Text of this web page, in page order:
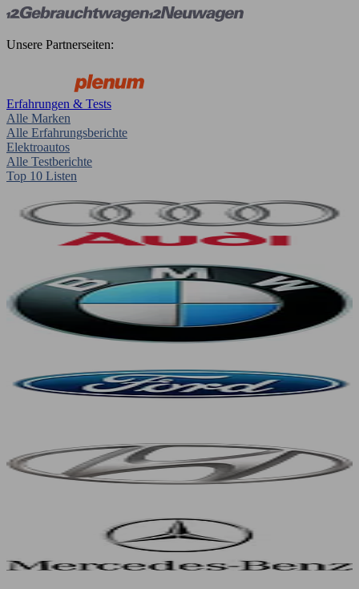
Unsere Partnerseiten:
Erfahrungen & Tests
Alle Marken
Alle Erfahrungsberichte
Elektroautos
Alle Testberichte
Top 10 Listen